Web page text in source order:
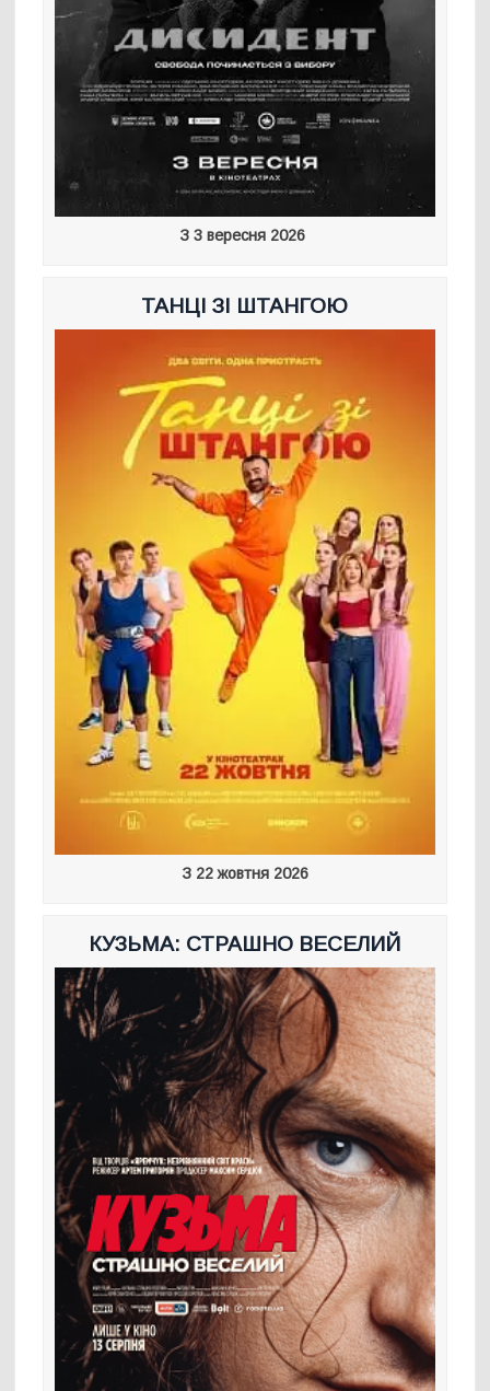
З 3 вересня 2026
ТАНЦІ ЗІ ШТАНГОЮ
З 22 жовтня 2026
КУЗЬМА: СТРАШНО ВЕСЕЛИЙ